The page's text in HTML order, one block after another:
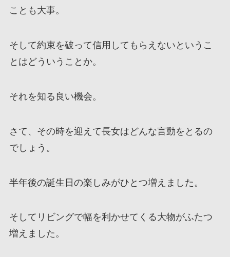
ことも大事。
そして約束を破って信用してもらえないというこ
とはどういうことか。
それを知る良い機会。
さて、その時を迎えて長女はどんな言動をとるの
でしょう。
半年後の誕生日の楽しみがひとつ増えました。
そしてリビングで幅を利かせてくる大物がふたつ
増えました。